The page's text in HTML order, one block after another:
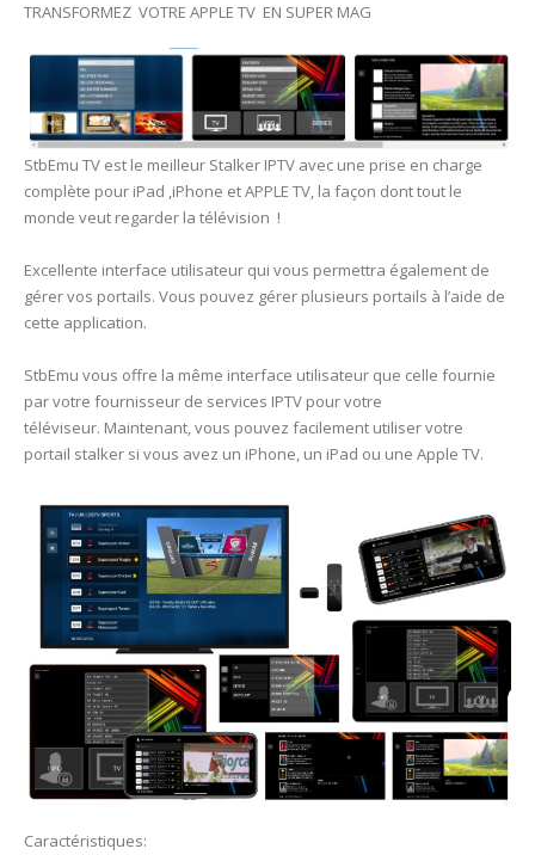
TRANSFORMEZ VOTRE APPLE TV EN SUPER MAG
StbEmu TV est le meilleur Stalker IPTV avec une prise en charge
complète pour iPad ,iPhone et APPLE TV, la façon dont tout le
monde veut regarder la télévision !
Excellente interface utilisateur qui vous permettra également de
gérer vos portails. Vous pouvez gérer plusieurs portails à l’aide de
cette application.
StbEmu vous offre la même interface utilisateur que celle fournie
par votre fournisseur de services IPTV pour votre
téléviseur. Maintenant, vous pouvez facilement utiliser votre
portail stalker si vous avez un iPhone, un iPad ou une Apple TV.
Caractéristiques: